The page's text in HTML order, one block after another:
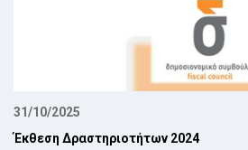
31/10/2025
Έκθεση Δραστηριοτήτων 2024